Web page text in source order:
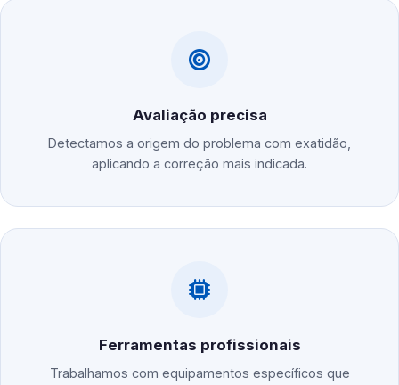
Avaliação precisa
Detectamos a origem do problema com exatidão,
aplicando a correção mais indicada.
Ferramentas profissionais
Trabalhamos com equipamentos específicos que